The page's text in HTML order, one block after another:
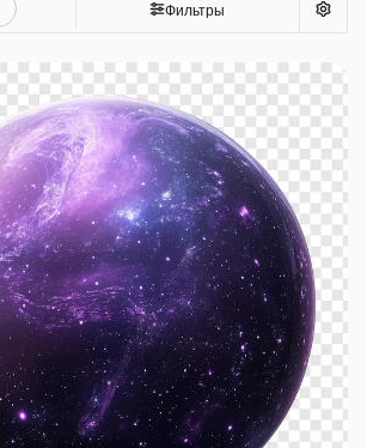
Фильтры